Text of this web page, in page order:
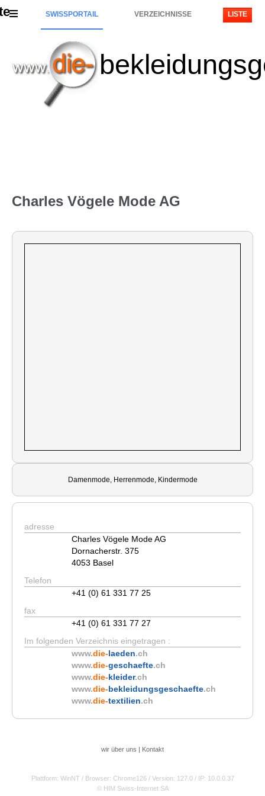
SWISSPORTAIL VERZEICHNISSE LISTE
Charles Vögele Mode AG
Damenmode, Herrenmode, Kindermode
adresse
Charles Vögele Mode AG
Dornacherstr. 375
4053 Basel
Telefon
+41 (0) 61 331 77 25
fax
+41 (0) 61 331 77 27
Im folgenden Verzeichnis eingetragen :
www.die-laeden.ch
www.die-geschaefte.ch
www.die-kleider.ch
www.die-bekleidungsgeschaefte.ch
www.die-textilien.ch
wir über uns | Kontakt
Plattform: WinNT / Browser: Chrome126 / Version: 127.0 / IP: 10.0.0.37
© HIM Swiss-Internet SA